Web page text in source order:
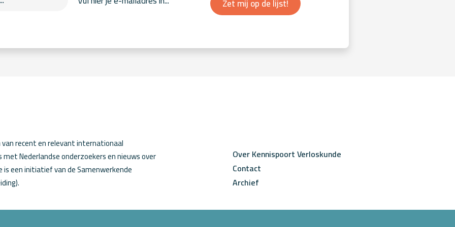
Zet mij op de lijst!
recent en relevant internationaal
Nederlandse onderzoekers en nieuws over
is een initiatief van de Samenwerkende
Over Kennispoort Verloskunde
Contact
Archief